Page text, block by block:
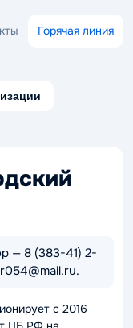
Горячая линия
— 8 (383-41) 2-
с 2016